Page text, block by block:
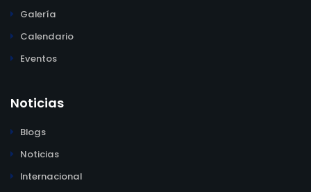
Galería
Calendario
Eventos
Noticias
Blogs
Noticias
Internacional